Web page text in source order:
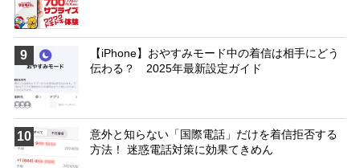
9
【iPhone】おやすみモード中の着信は相手にどう
伝わる？ 2025年最新設定ガイド
10
意外と知らない「国際電話」だけを着信拒否する
方法！ 迷惑電話対策に効果てきめん